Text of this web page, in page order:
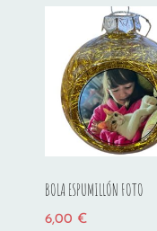
BOLA ESPUMILLÓN FOTO
6,00 €